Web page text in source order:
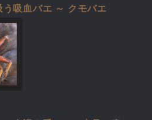
吸血バエ ～ クモバエ